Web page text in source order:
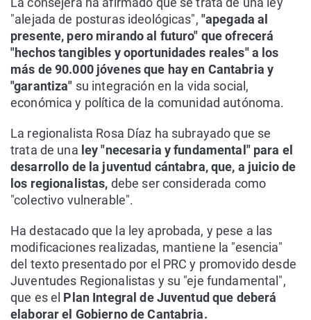
"alejada de posturas ideológicas", "apegada al
presente, pero mirando al futuro" que ofrecerá
"hechos tangibles y oportunidades reales" a los
más de 90.000 jóvenes que hay en Cantabria y
"garantiza" su integración en la vida social,
económica y política de la comunidad autónoma.
La regionalista Rosa Díaz ha subrayado que se
trata de una ley "necesaria y fundamental" para el
desarrollo de la juventud cántabra, que, a juicio de
los regionalistas, debe ser considerada como
"colectivo vulnerable".
Ha destacado que la ley aprobada, y pese a las
modificaciones realizadas, mantiene la "esencia"
del texto presentado por el PRC y promovido desde
Juventudes Regionalistas y su "eje fundamental",
que es el Plan Integral de Juventud que deberá
elaborar el Gobierno de Cantabria.